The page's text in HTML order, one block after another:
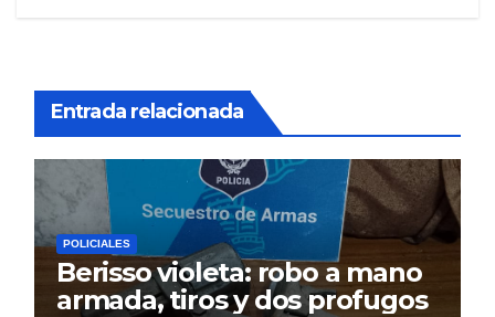
Entrada relacionada
POLICIALES
Berisso violeta: robo a mano
armada, tiros y dos profugos